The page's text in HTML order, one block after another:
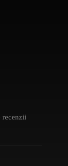
recenzii